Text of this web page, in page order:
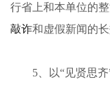
行省上和本单位的
敲诈和虚假新闻的长
5、以“见贤思